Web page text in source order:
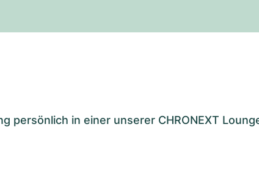
persönlich in einer unserer CHRONEXT